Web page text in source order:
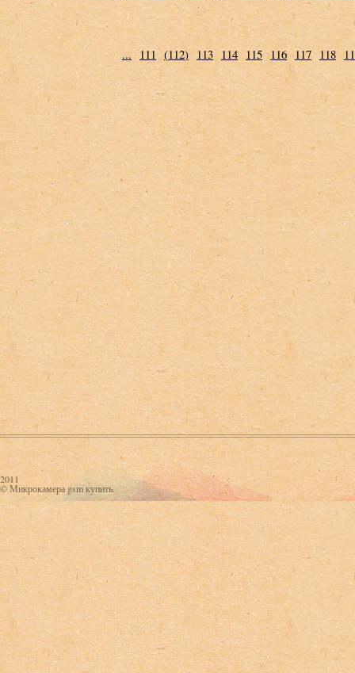
... 111 (112) 113 114 115 116 117 118
2011
© Микрокамера gsm купить.